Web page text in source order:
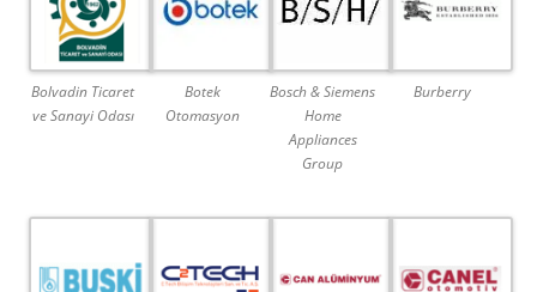
Bolvadin Ticaret
ve Sanayi Odası
Botek
Otomasyon
Bosch & Siemens
Home
Appliances
Group
Burberry